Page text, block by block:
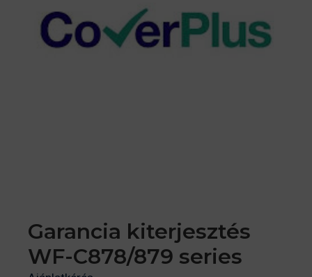
Garancia kiterjesztés
WF-C878/879 series